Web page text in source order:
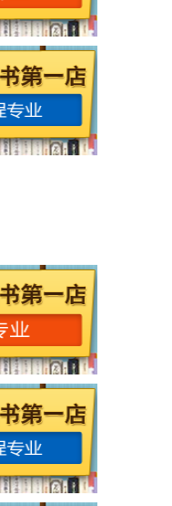
民航服务沟通（第2
版·数字教材版）(
编21世纪职业教育
品教材·民
中国人民大学出版
康复医学（第2版）
（国家卫生健康委
会住院医师规范化
训规划教材
人民卫生出版社
¥88